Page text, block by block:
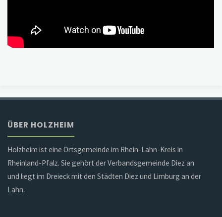
ÜBER HOLZHEIM
Holzheim ist eine Ortsgemeinde im Rhein-Lahn-Kreis in
Rheinland-Pfalz. Sie gehört der Verbandsgemeinde Diez an
und liegt im Dreieck mit den Städten Diez und Limburg an der
Lahn.